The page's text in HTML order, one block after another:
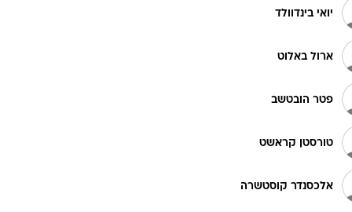
יואי בינדוולד
ארול באלוט
פטר הובטשב
טורסטן קראשט
אלכסנדר קוסטשרה